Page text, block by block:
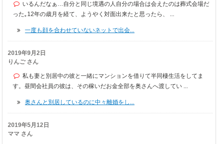
いるんだなぁ…自分と同じ境遇の人自分の場合は会えたのは葬式会場だ
った｡12年の歳月を経て、ようやく対面出来たと思ったら、 ...
一度も顔を合わせていないネットで出会...
2019年9月2日
りんご さん
私も妻と別居中の彼と一緒にマンションを借りて半同棲生活をしてま
す。昼間会社員の彼は、その稼いだお金全部を奥さんへ渡してい ...
奥さんと別居しているのに中々離婚をし...
2019年5月12日
ママ さん